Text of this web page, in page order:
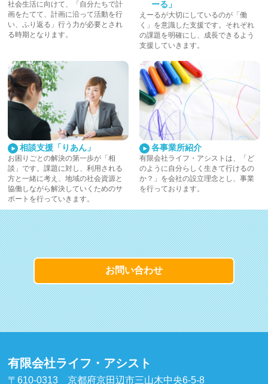
社会生活に向けて、「自分たちで計
画をたてて、計画に沿って活動を行
い、ふり返る」行う力が必要とされ
る時期となります。
ーる」
えーるが大切にしているのが「働
く」を意識した支援です。それぞれ
の課題を明確にし、成長できるよう
支援していきます。
相談支援「りあん」
お困りごとの解決の第一歩が「相
談」です。課題に対し、利用される
方と一緒に考え、地域の社会資源と
協働しながら解決していくためのサ
ポートを行っていきます。
各事業所紹介
有限会社ライフ・アシストは、「ど
のように自分らしく生きて行けるの
か？」を会社の設立理念とし、事業
を行っております。
お問い合わせ
有限会社ライフ・アシスト
〒610-0313 京都府京田辺市三山木中央6-5-8